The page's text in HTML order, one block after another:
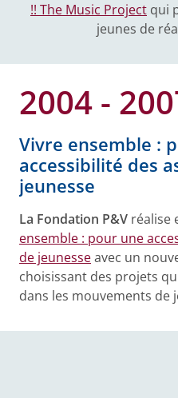
!! The Music Project qui
jeunes de
2004 -
Vivre ensemble :
accessibilité des
jeunesse
La Fondation P&V réalise
ensemble : pour une
de jeunesseavec un
choisissant des projets
dans les mouvements de